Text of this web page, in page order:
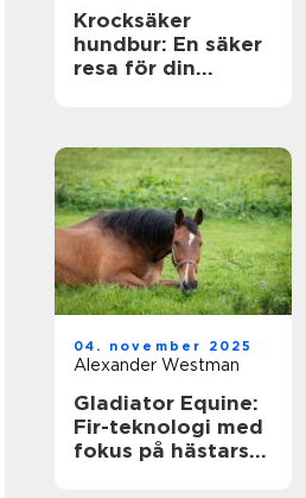
Krocksäker
hundbur: En säker
resa för din
04. november 2025
Alexander Westman
Gladiator Equine:
Fir-teknologi med
fokus på hästars